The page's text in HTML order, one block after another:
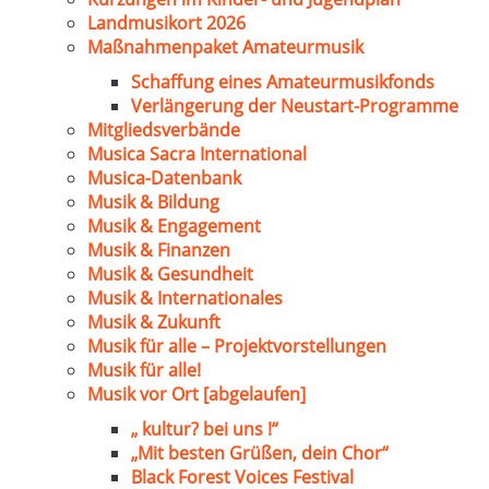
Landmusikort 2026
Maßnahmenpaket Amateurmusik
Schaffung eines Amateurmusikfonds
Verlängerung der Neustart-Programme
Mitgliedsverbände
Musica Sacra International
Musica-Datenbank
Musik & Bildung
Musik & Engagement
Musik & Finanzen
Musik & Gesundheit
Musik & Internationales
Musik & Zukunft
Musik für alle – Projektvorstellungen
Musik für alle!
Musik vor Ort [abgelaufen]
„ kultur? bei uns !“
„Mit besten Grüßen, dein Chor“
Black Forest Voices Festival